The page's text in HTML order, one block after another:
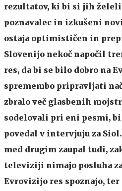
rezultatov, ki bi si jih
poznavalec in izkušeni
ostaja optimističen in
Slovenijo nekoč napočil
res, da bi se bilo dobro na
spremembo pripravljati
zbralo več glasbenih
sodelovali pri eni pesmi, bi
povedal v intervjuju za
med drugim zaupal tudi,
televiziji nimajo posluha
Evrovizijo res spoznajo,